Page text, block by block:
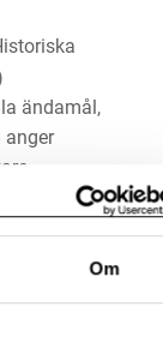
Om
ändamål,
anger